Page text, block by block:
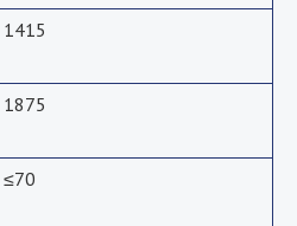
1415
1875
≤70